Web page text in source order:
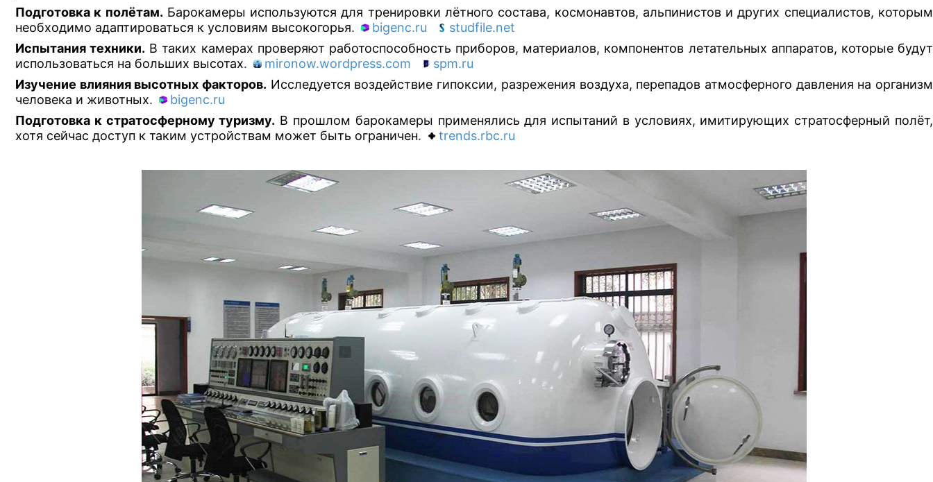
Подготовка к полётам. Барокамеры используются для тренировки лётного состава, космонавтов, альпинистов и других специалистов, которым
необходимо адаптироваться к условиям высокогорья. bigenc.ru
studfile.net
Испытания техники. В таких камерах проверяют работоспособность приборов, материалов, компонентов летательных аппаратов, которые будут
использоваться на больших высотах. mironow.wordpress.com
spm.ru
Изучение влияния высотных факторов. Исследуется воздействие гипоксии, разрежения воздуха, перепадов атмосферного давления на организм
человека и животных.
bigenc.ru
Подготовка к стратосферному туризму. В прошлом барокамеры применялись для испытаний в условиях, имитирующих стратосферный полёт,
хотя сейчас доступ к таким устройствам может быть ограничен. trends.rbc.ru